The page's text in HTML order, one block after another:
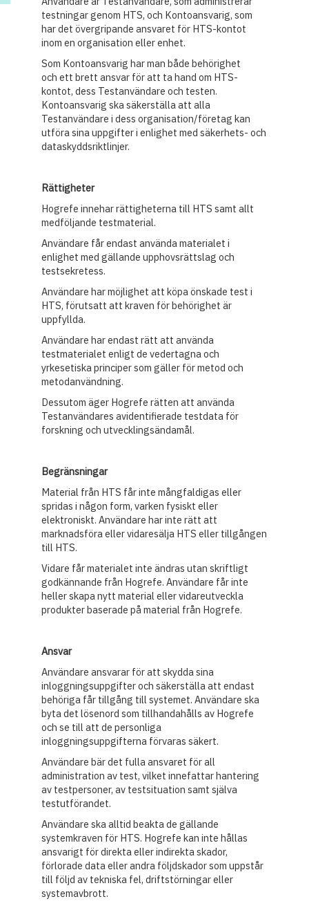
testningar genom HTS, och Kontoansvarig, som
har det övergripande ansvaret för HTS-kontot
inom en organisation eller enhet.
Som Kontoansvarig har man både behörighet
och ett brett ansvar för att ta hand om HTS-
kontot, dess Testanvändare och testen.
Kontoansvarig ska säkerställa att alla
Testanvändare i dess organisation/företag kan
utföra sina uppgifter i enlighet med säkerhets- och
dataskyddsriktlinjer.
Rättigheter
Hogrefe innehar rättigheterna till HTS samt allt
medföljande testmaterial.
Användare får endast använda materialet i
enlighet med gällande upphovsrättslag och
testsekretess.
Användare har möjlighet att köpa önskade test i
HTS, förutsatt att kraven för behörighet är
uppfyllda.
Användare har endast rätt att använda
testmaterialet enligt de vedertagna och
yrkesetiska principer som gäller för metod och
metodanvändning.
Dessutom äger Hogrefe rätten att använda
Testanvändares avidentifierade testdata för
forskning och utvecklingsändamål.
Begränsningar
Material från HTS får inte mångfaldigas eller
spridas i någon form, varken fysiskt eller
elektroniskt. Användare har inte rätt att
marknadsföra eller vidaresälja HTS eller tillgången
till HTS.
Vidare får materialet inte ändras utan skriftligt
godkännande från Hogrefe. Användare får inte
heller skapa nytt material eller vidareutveckla
produkter baserade på material från Hogrefe.
Ansvar
Användare ansvarar för att skydda sina
inloggningsuppgifter och säkerställa att endast
behöriga får tillgång till systemet. Användare ska
byta det lösenord som tillhandahålls av Hogrefe
och se till att de personliga
inloggningsuppgifterna förvaras säkert.
Användare bär det fulla ansvaret för all
administration av test, vilket innefattar hantering
av testpersoner, av testsituation samt själva
testutförandet.
Användare ska alltid beakta de gällande
systemkraven för HTS. Hogrefe kan inte hållas
ansvarigt för direkta eller indirekta skador,
förlorade data eller andra följdskador som uppstår
till följd av tekniska fel, driftstörningar eller
systemavbrott.